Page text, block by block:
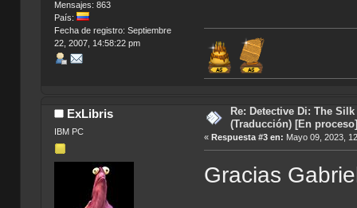
Mensajes: 863
País:
Fecha de registro: Septiembre
22, 2007, 14:58:22 pm
ExLibris
IBM PC
Re: Detective Di: The
(Traducción) [En proceso]
«Respuesta #3 en: Mayo 09, 2023,
Gracias